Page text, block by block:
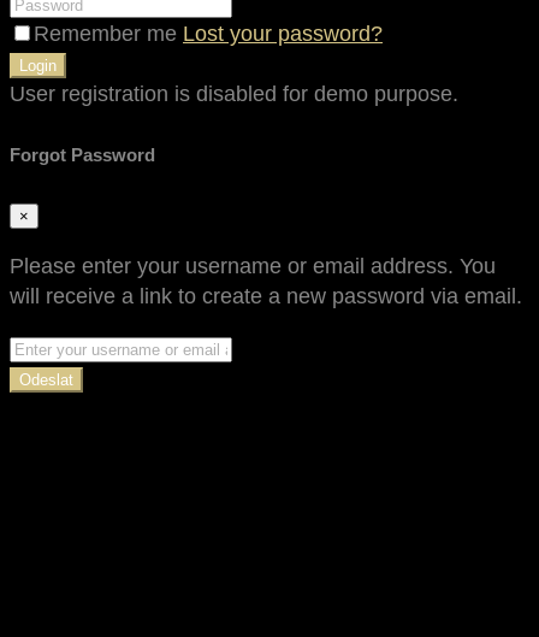
Remember me Lost your password?
Login
User registration is disabled for demo purpose.
Forgot Password
×
Please enter your username or email address. You
will receive a link to create a new password via email.
Odeslat